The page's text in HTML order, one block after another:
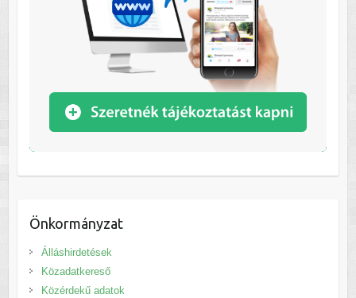
Önkormányzat
Álláshirdetések
Közadatkereső
Közérdekű adatok